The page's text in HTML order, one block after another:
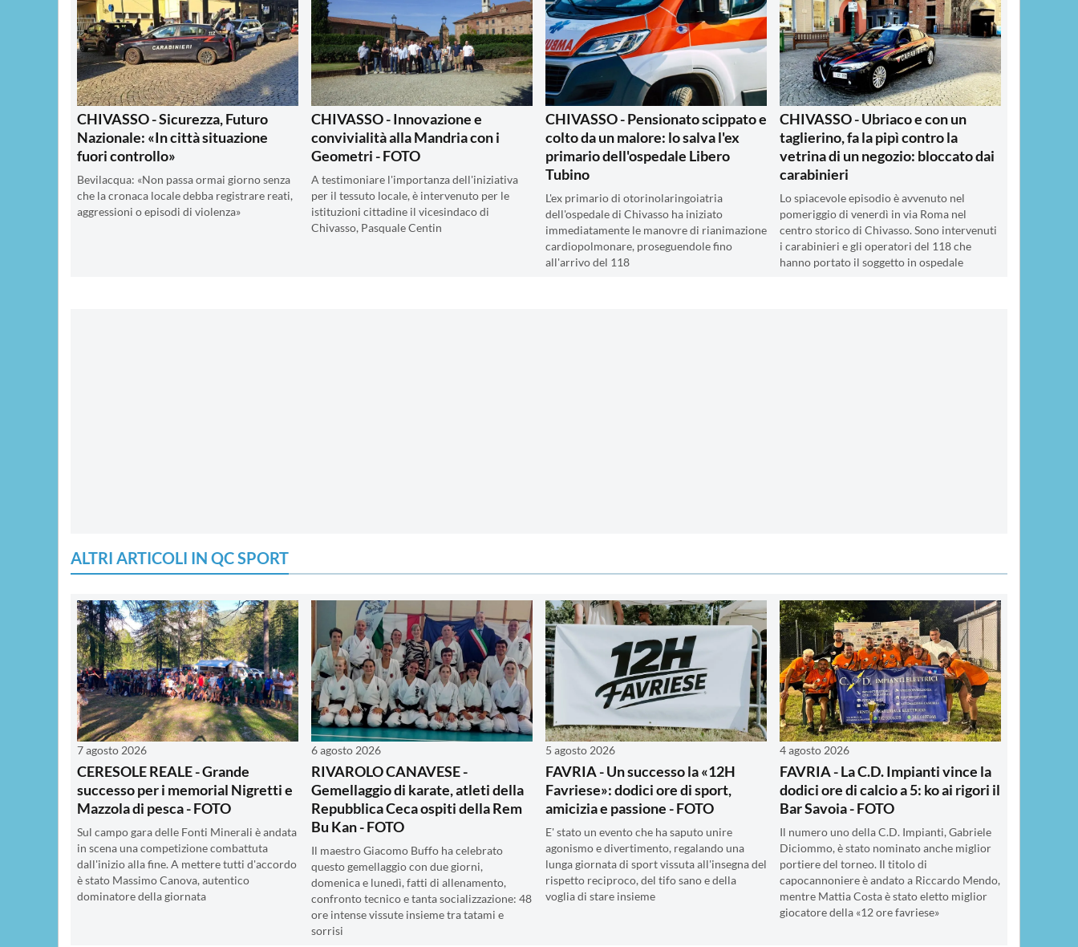
CHIVASSO - Sicurezza, Futuro
Nazionale: «In città situazione
fuori controllo»
Bevilacqua: «Non passa ormai giorno senza
che la cronaca locale debba registrare reati,
aggressioni o episodi di violenza»
CHIVASSO - Innovazione e
convivialità alla Mandria con i
Geometri - FOTO
A testimoniare l'importanza dell'iniziativa
per il tessuto locale, è intervenuto per le
istituzioni cittadine il vicesindaco di
Chivasso, Pasquale Centin
CHIVASSO - Pensionato scippato e
colto da un malore: lo salva l'ex
primario dell'ospedale Libero
Tubino
L'ex primario di otorinolaringoiatria
dell'ospedale di Chivasso ha iniziato
immediatamente le manovre di rianimazione
cardiopolmonare, proseguendole fino
all'arrivo del 118
CHIVASSO - Ubriaco e con un
taglierino, fa la pipì contro la
vetrina di un negozio: bloccato dai
carabinieri
Lo spiacevole episodio è avvenuto nel
pomeriggio di venerdì in via Roma nel
centro storico di Chivasso. Sono intervenuti
i carabinieri e gli operatori del 118 che
hanno portato il soggetto in ospedale
ALTRI ARTICOLI IN QC SPORT
7 agosto 2026
CERESOLE REALE - Grande
successo per i memorial Nigretti e
Mazzola di pesca - FOTO
Sul campo gara delle Fonti Minerali è andata
in scena una competizione combattuta
dall'inizio alla fine. A mettere tutti d'accordo
è stato Massimo Canova, autentico
dominatore della giornata
6 agosto 2026
RIVAROLO CANAVESE -
Gemellaggio di karate, atleti della
Repubblica Ceca ospiti della Rem
Bu Kan - FOTO
Il maestro Giacomo Buffo ha celebrato
questo gemellaggio con due giorni,
domenica e lunedì, fatti di allenamento,
confronto tecnico e tanta socializzazione: 48
ore intense vissute insieme tra tatami e
sorrisi
5 agosto 2026
FAVRIA - Un successo la «12H
Favriese»: dodici ore di sport,
amicizia e passione - FOTO
E' stato un evento che ha saputo unire
agonismo e divertimento, regalando una
lunga giornata di sport vissuta all'insegna del
rispetto reciproco, del tifo sano e della
voglia di stare insieme
4 agosto 2026
FAVRIA - La C.D. Impianti vince la
dodici ore di calcio a 5: ko ai rigori il
Bar Savoia - FOTO
Il numero uno della C.D. Impianti, Gabriele
Diciommo, è stato nominato anche miglior
portiere del torneo. Il titolo di
capocannoniere è andato a Riccardo Mendo,
mentre Mattia Costa è stato eletto miglior
giocatore della «12 ore favriese»